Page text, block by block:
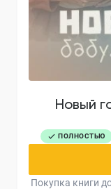
Новый
ПОЛНОСТЬЮ
Покупка книги